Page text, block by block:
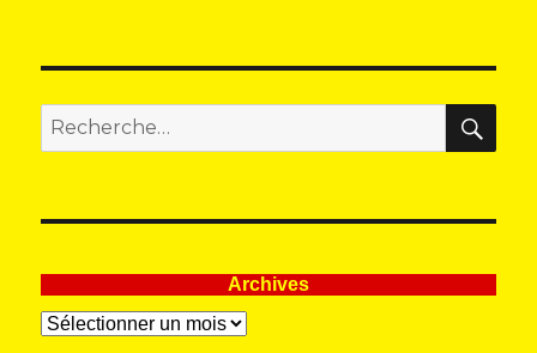
Recherche
pour
:
Archives
Archives